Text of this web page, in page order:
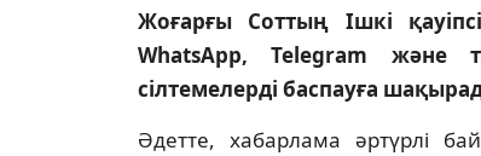
Жоғарғы Соттың Ішкі
WhatsApp, Telegram және
сілтемелерді баспауға
Әдетте, хабарлама әртүрлі